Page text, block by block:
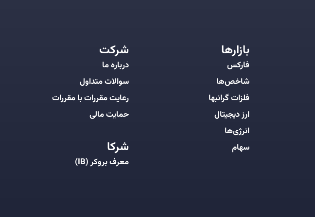
بازارها
فارکس
شاخص‌ها
فلزات گرانبها
ارز دیجیتال
انرژی‌ها
سهام
شرکت
درباره ما
سوالات متداول
رعایت مقررات با مقررات
حمایت مالی
شرکا
معرف بروکر (IB)